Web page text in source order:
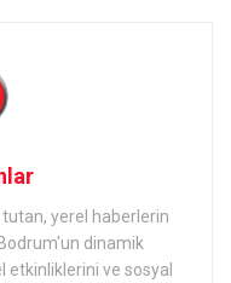
tutan, yerel haberlerin
dinamik
etkinliklerini ve sosyal